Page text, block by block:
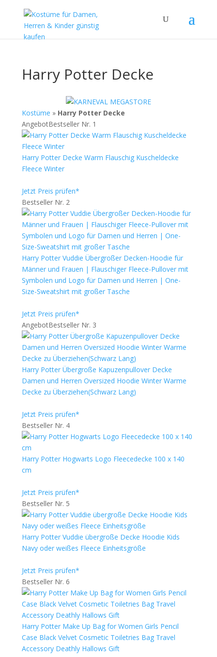
Harry Potter Decke
Kostüme » Harry Potter Decke
AngebotBestseller Nr. 1
Harry Potter Decke Warm Flauschig Kuscheldecke
Fleece Winter
Jetzt Preis prüfen*
Bestseller Nr. 2
Harry Potter Vuddie Übergroßer Decken-Hoodie für
Männer und Frauen | Flauschiger Fleece-Pullover mit
Symbolen und Logo für Damen und Herren | One-
Size-Sweatshirt mit großer Tasche
Jetzt Preis prüfen*
AngebotBestseller Nr. 3
Harry Potter Übergroße Kapuzenpullover Decke
Damen und Herren Oversized Hoodie Winter Warme
Decke zu Überziehen(Schwarz Lang)
Jetzt Preis prüfen*
Bestseller Nr. 4
Harry Potter Hogwarts Logo Fleecedecke 100 x 140
cm
Jetzt Preis prüfen*
Bestseller Nr. 5
Harry Potter Vuddie übergroße Decke Hoodie Kids
Navy oder weißes Fleece Einheitsgröße
Jetzt Preis prüfen*
Bestseller Nr. 6
Harry Potter Make Up Bag for Women Girls Pencil
Case Black Velvet Cosmetic Toiletries Bag Travel
Accessory Deathly Hallows Gift